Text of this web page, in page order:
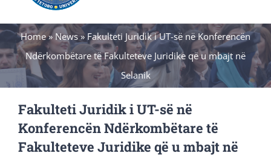
Home» News» Fakulteti Juridik i UT-së në Konferencën
Ndërkombëtare të Fakulteteve Juridike që u mbajt në
Selanik
Fakulteti Juridik i UT-së në
Konferencën Ndërkombëtare të
Fakulteteve Juridike që u mbajt në